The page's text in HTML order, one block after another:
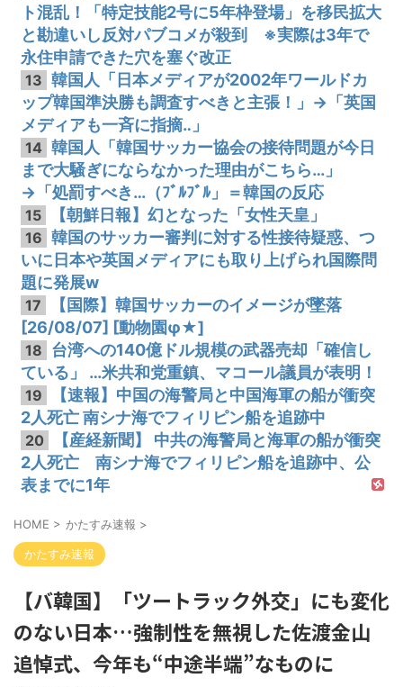
ト混乱！「特定技能2号に5年枠登場」を移民拡大
と勘違いし反対パブコメが殺到 ※実際は3年で
永住申請できた穴を塞ぐ改正
13 韓国人「日本メディアが2002年ワールドカ
ップ韓国準決勝も調査すべきと主張！」→「英国
メディアも一斉に指摘‥」
14 韓国人「韓国サッカー協会の接待問題が今日
まで大騒ぎにならなかった理由がこちら…」
→「処罰すべき…（ﾌﾞﾙﾌﾞﾙ」＝韓国の反応
15 【朝鮮日報】幻となった「女性天皇」
16 韓国のサッカー審判に対する性接待疑惑、つ
いに日本や英国メディアにも取り上げられ国際問
題に発展w
17
【国際】韓国サッカーのイメージが墜落
[26/08/07] [動物園φ★]
18 台湾への140億ドル規模の武器売却「確信し
ている」 …米共和党重鎮、マコール議員が表明！
19
【速報】中国の海警局と中国海軍の船が衝突
2人死亡 南シナ海でフィリピン船を追跡中
20
【産経新聞】 中共の海警局と海軍の船が衝突
2人死亡 南シナ海でフィリピン船を追跡中、公
表までに1年
HOME > かたすみ速報 >
かたすみ速報
【バ韓国】「ツートラック外交」にも変化
のない日本…強制性を無視した佐渡金山
追悼式、今年も“中途半端”なものに